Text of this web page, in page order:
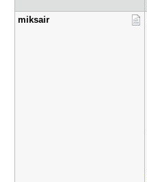
miksair